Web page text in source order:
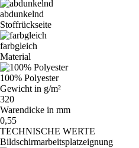
abdunkelnd
Stoffrückseite
farbgleich
Material
100% Polyester
Gewicht in g/m²
320
Warendicke in mm
0,55
TECHNISCHE WERTE
Bildschirmarbeitsplatzeignung